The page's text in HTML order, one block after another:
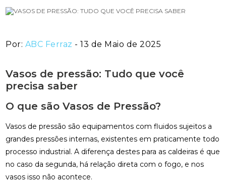
Por: ABC Ferraz - 13 de Maio de 2025
Vasos de pressão: Tudo que você
precisa saber
O que são Vasos de Pressão?
Vasos de pressão são equipamentos com fluidos sujeitos a
grandes pressões internas, existentes em praticamente todo
processo industrial. A diferença destes para as caldeiras é que
no caso da segunda, há relação direta com o fogo, e nos
vasos isso não acontece.